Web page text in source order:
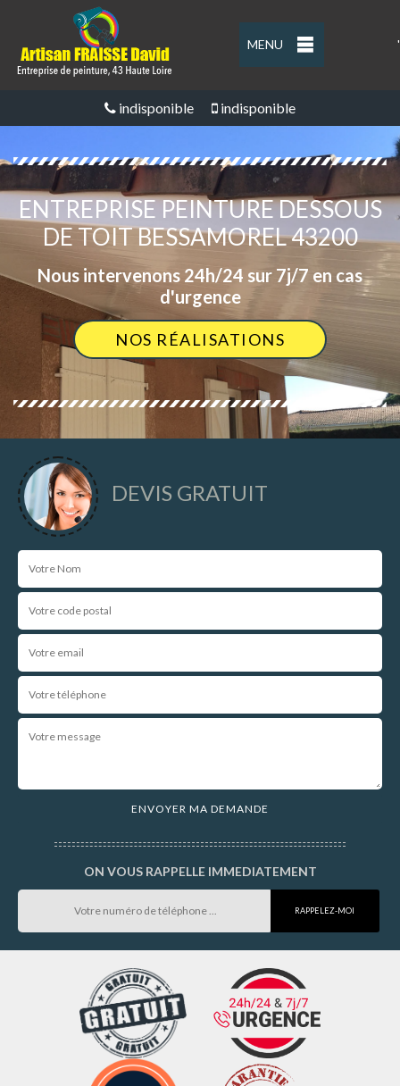
MENU '
indisponible indisponible
ENTREPRISE PEINTURE DESSOUS
DE TOIT BESSAMOREL 43200
Nous intervenons 24h/24 sur 7j/7 en cas
d'urgence
NOS RÉALISATIONS
DEVIS GRATUIT
ON VOUS RAPPELLE IMMEDIATEMENT